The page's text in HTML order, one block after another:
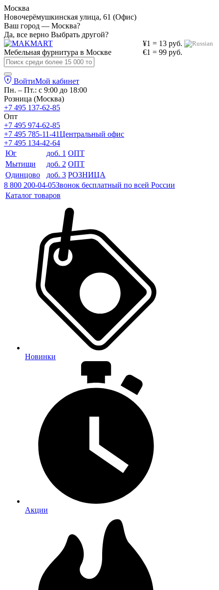
Москва
Новочерёмушкинская улица, 61 (Офис)
Ваш город — Москва?
Да, все верно Выбрать другой?
¥1 = 13 руб.
€1 = 99 руб.
Мебельная фурнитура в Москве
ВойтиМой кабинет
Пн. – Пт.: с 9:00 до 18:00
Розница (Москва)
+7 495 137-62-85
Опт
+7 495 974-62-85
+7 495 785-11-41Центральный офис
+7 495 134-42-64
Юг
доб. 1 ОПТ
Мытищи
доб. 2 ОПТ
Одинцово
доб. 3 РОЗНИЦА
8 800 200-04-05Звонок бесплатный по всей России
Каталог товаров
Новинки
Акции